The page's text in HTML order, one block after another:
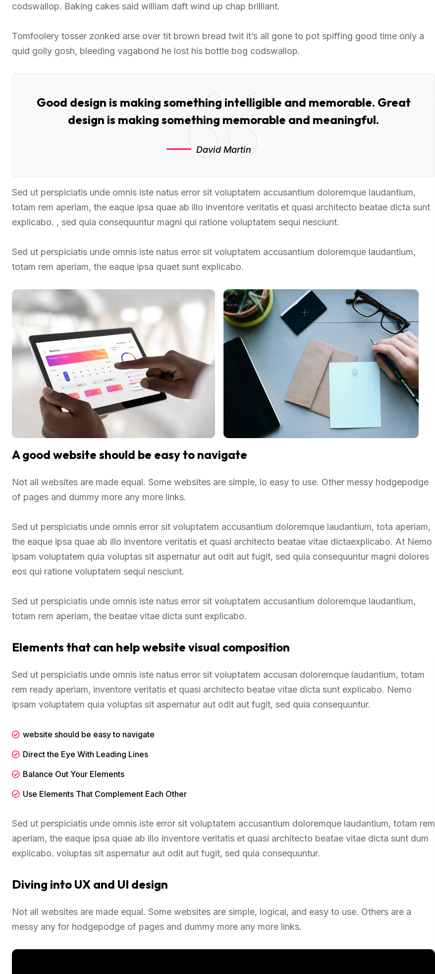
codswallop. Baking cakes said william daft wind up chap brilliant.
Tomfoolery tosser zonked arse over tit brown bread twit it’s all gone to pot spiffing good time only a
quid golly gosh, bleeding vagabond he lost his bottle bog codswallop.
Good design is making something intelligible and memorable. Great
design is making something memorable and meaningful.
David Martin
Sed ut perspiciatis unde omnis iste natus error sit voluptatem accusantium doloremque laudantium,
totam rem aperiam, the eaque ipsa quae ab illo inventore veritatis et quasi architecto beatae dicta sunt
explicabo. , sed quia consequuntur magni qui ratione voluptatem sequi nesciunt.
Sed ut perspiciatis unde omnis iste natus error sit voluptatem accusantium doloremque laudantium,
totam rem aperiam, the eaque ipsa quaet sunt explicabo.
A good website should be easy to navigate
Not all websites are made equal. Some websites are simple, lo easy to use. Other messy hodgepodge
of pages and dummy more any more links.
Sed ut perspiciatis unde omnis error sit voluptatem accusantium doloremque laudantium, tota aperiam,
the eaque ipsa quae ab illo inventore veritatis et quasi architecto beatae vitae dictaexplicabo. At Nemo
ipsam voluptatem quia voluptas sit aspernatur aut odit aut fugit, sed quia consequuntur magni dolores
eos qui ratione voluptatem sequi nesciunt.
Sed ut perspiciatis unde omnis iste natus error sit voluptatem accusantium doloremque laudantium,
totam rem aperiam, the beatae vitae dicta sunt explicabo.
Elements that can help website visual composition
Sed ut perspiciatis unde omnis iste natus error sit voluptatem accusan doloremque laudantium, totam
rem ready aperiam, inventore veritatis et quasi architecto beatae vitae dicta sunt explicabo. Nemo
ipsam voluptatem quia voluptas sit aspernatur aut odit aut fugit, sed quia consequuntur.
website should be easy to navigate
Direct the Eye With Leading Lines
Balance Out Your Elements
Use Elements That Complement Each Other
Sed ut perspiciatis unde omnis iste error sit voluptatem accusantium doloremque laudantium, totam rem
aperiam, the eaque ipsa quae ab illo inventore veritatis et quasi architecto beatae vitae dicta sunt dum
explicabo. voluptas sit aspernatur aut odit aut fugit, sed quia consequuntur.
Diving into UX and UI design
Not all websites are made equal. Some websites are simple, logical, and easy to use. Others are a
messy any for hodgepodge of pages and dummy more any more links.